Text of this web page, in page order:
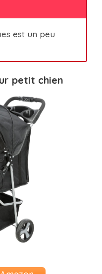
est un peu
petit chien